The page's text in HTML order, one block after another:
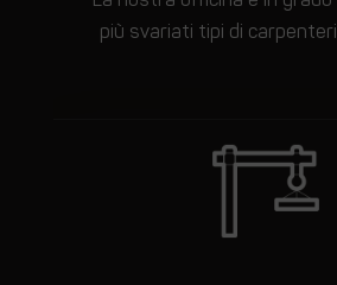
più svariati tipi di